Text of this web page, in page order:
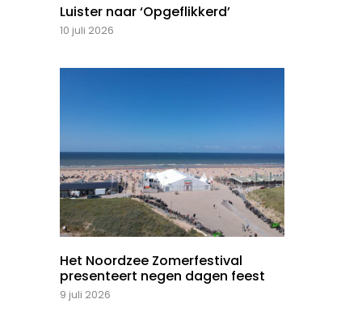
Luister naar ‘Opgeflikkerd’
10 juli 2026
Het Noordzee Zomerfestival
presenteert negen dagen feest
9 juli 2026